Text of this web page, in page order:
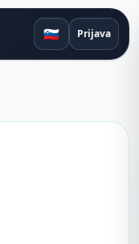
🇸🇮 Prijava